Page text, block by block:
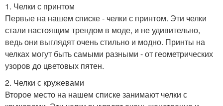
1. Челки с принтом
Первые на нашем списке - челки с принтом. Эти челки
стали настоящим трендом в моде, и не удивительно,
ведь они выглядят очень стильно и модно. Принты на
челках могут быть самыми разными - от геометрических
узоров до цветовых пятен.
2. Челки с кружевами
Второе место на нашем списке занимают челки с